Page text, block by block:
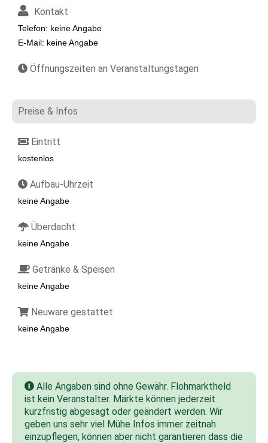
Kontakt
Telefon: keine Angabe
E-Mail: keine Angabe
Öffnungszeiten an Veranstaltungstagen
Preise & Infos
Eintritt
kostenlos
Aufbau-Uhrzeit
keine Angabe
Überdacht
keine Angabe
Getränke & Speisen
keine Angabe
Neuware gestattet
keine Angabe
Alle Angaben sind ohne Gewähr. Flohmarktheld
ist kein Veranstalter. Märkte können jederzeit
kurzfristig abgesagt oder geändert werden. Wir
geben uns sehr viel Mühe Infos immer zeitnah
einzupflegen, können aber nicht garantieren dass die